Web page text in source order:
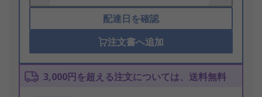
配達日を確認
注文書へ追加
3,000円を超える注文については、送料無料